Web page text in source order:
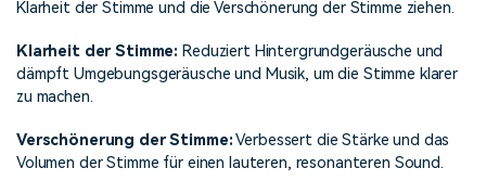
Klarheit der Stimme und die Verschönerung der Stimme ziehen.
Klarheit der Stimme: Reduziert Hintergrundgeräusche und
dämpft Umgebungsgeräusche und Musik, um die Stimme klarer
zu machen.
Verschönerung der Stimme:Verbessert die Stärke und das
Volumen der Stimme für einen lauteren, resonanteren Sound.